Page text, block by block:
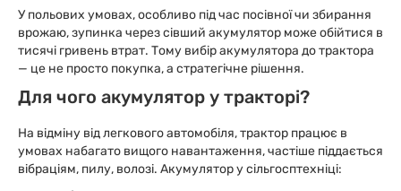
У польових умовах, особливо під час посівної чи збирання
врожаю, зупинка через сівший акумулятор може обійтися в
тисячі гривень втрат. Тому вибір акумулятора до трактора
— це не просто покупка, а стратегічне рішення.
Для чого акумулятор у тракторі?
На відміну від легкового автомобіля, трактор працює в
умовах набагато вищого навантаження, частіше піддається
вібраціям, пилу, волозі. Акумулятор у сільгосптехніці: